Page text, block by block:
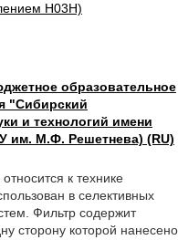
H03H)
образовательное
"Сибирский
и технологий имени
им. М.Ф. Решетнева) (RU)
к технике
в селективных
Фильтр содержит
сторону которой нанесено